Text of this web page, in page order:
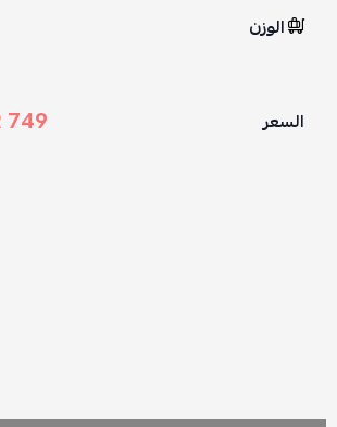
الوزن
السعر 749 SAR